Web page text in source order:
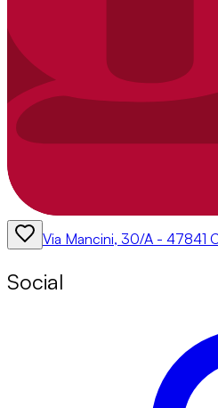
Via Mancini, 30/A - 47841
Social